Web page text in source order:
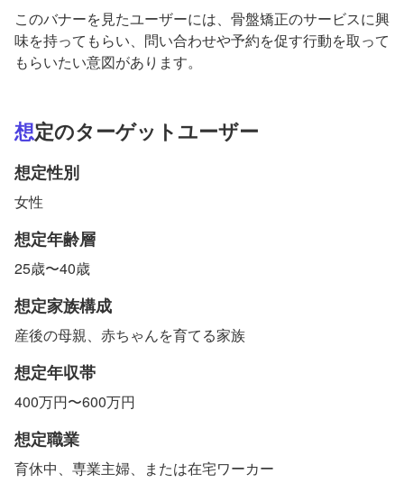
このバナーを見たユーザーには、骨盤矯正のサービスに興
味を持ってもらい、問い合わせや予約を促す行動を取って
もらいたい意図があります。
想定のターゲットユーザー
想定性別
女性
想定年齢層
25歳〜40歳
想定家族構成
産後の母親、赤ちゃんを育てる家族
想定年収帯
400万円〜600万円
想定職業
育休中、専業主婦、または在宅ワーカー